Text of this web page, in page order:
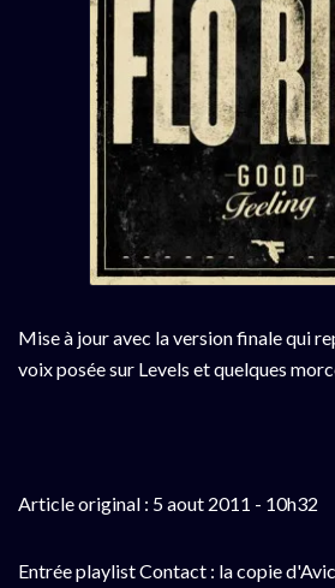
Mise à jour avec la version finale qui
voix posée sur Levels et quelques
Article original : 5 aout 2011 - 10h32
Entrée playlist Contact : la copie